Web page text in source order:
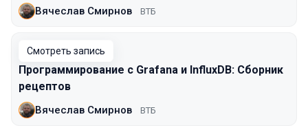
Вячеслав Смирнов ВТБ
Смотреть запись
Программирование с Grafana и InfluxDB: Сборник
рецептов
Вячеслав Смирнов ВТБ